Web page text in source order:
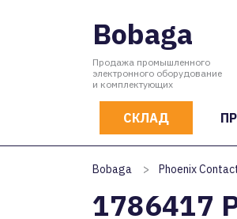
Bobaga
Продажа промышленного
электронного оборудование
и комплектующих
СКЛАД
Bobaga > Phoenix
1786417